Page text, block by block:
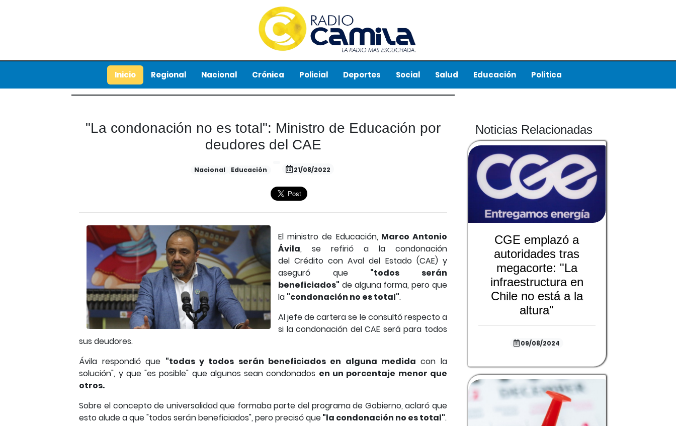
Inicio Regional Nacional Crónica Policial Deportes Social Salud Educación Política
"La condonación no es total": Ministro de Educación por
deudores del CAE
Nacional Educación 21/08/2022
El ministro de Educación, Marco Antonio
Ávila, se refirió a la condonación
del Crédito con Aval del Estado (CAE) y
aseguró que "todos serán
beneficiados" de alguna forma, pero que
la "condonación no es total".
Al jefe de cartera se le consultó respecto a
si la condonación del CAE será para todos
sus deudores.
Ávila respondió que "todas y todos serán beneficiados en alguna medida con la
solución", y que "es posible" que algunos sean condonados en un porcentaje menor que
otros.
Sobre el concepto de universalidad que formaba parte del programa de Gobierno, aclaró que
esto alude a que "todos serán beneficiados", pero precisó que"la condonación no es total".
Noticias Relacionadas
CGE emplazó a
autoridades tras
megacorte: "La
infraestructura en
Chile no está a la
altura"
09/08/2024